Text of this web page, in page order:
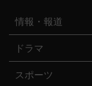
情報・報道
ドラマ
スポーツ